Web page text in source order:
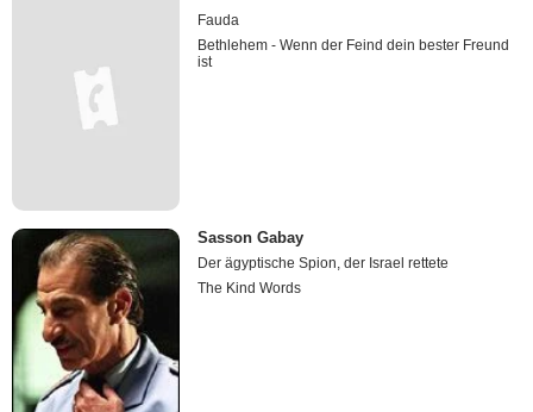
Fauda
Bethlehem - Wenn der Feind dein bester Freund
ist
Sasson Gabay
Der ägyptische Spion, der Israel rettete
The Kind Words